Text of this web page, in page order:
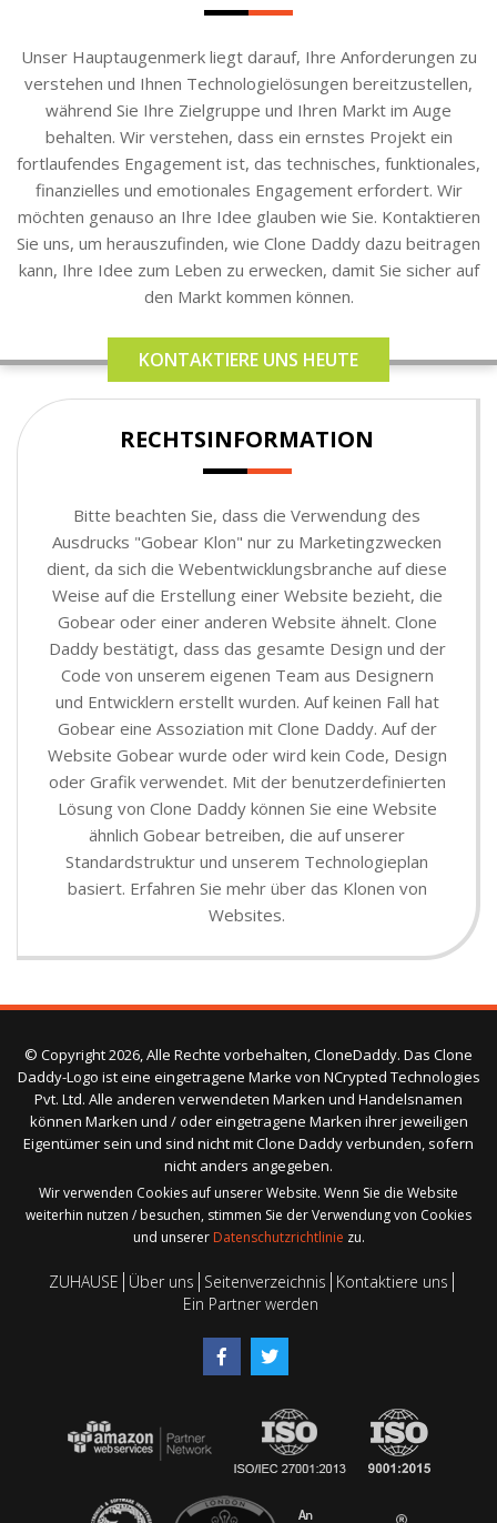
Unser Hauptaugenmerk liegt darauf, Ihre Anforderungen zu
verstehen und Ihnen Technologielösungen bereitzustellen,
während Sie Ihre Zielgruppe und Ihren Markt im Auge
behalten. Wir verstehen, dass ein ernstes Projekt ein
fortlaufendes Engagement ist, das technisches, funktionales,
finanzielles und emotionales Engagement erfordert. Wir
möchten genauso an Ihre Idee glauben wie Sie. Kontaktieren
Sie uns, um herauszufinden, wie Clone Daddy dazu beitragen
kann, Ihre Idee zum Leben zu erwecken, damit Sie sicher auf
den Markt kommen können.
KONTAKTIERE UNS HEUTE
RECHTSINFORMATION
Bitte beachten Sie, dass die Verwendung des
Ausdrucks "Gobear Klon" nur zu Marketingzwecken
dient, da sich die Webentwicklungsbranche auf diese
Weise auf die Erstellung einer Website bezieht, die
Gobear oder einer anderen Website ähnelt. Clone
Daddy bestätigt, dass das gesamte Design und der
Code von unserem eigenen Team aus Designern
und Entwicklern erstellt wurden. Auf keinen Fall hat
Gobear eine Assoziation mit Clone Daddy. Auf der
Website Gobear wurde oder wird kein Code, Design
oder Grafik verwendet. Mit der benutzerdefinierten
Lösung von Clone Daddy können Sie eine Website
ähnlich Gobear betreiben, die auf unserer
Standardstruktur und unserem Technologieplan
basiert. Erfahren Sie mehr über das Klonen von
Websites.
© Copyright 2026, Alle Rechte vorbehalten, CloneDaddy. Das Clone
Daddy-Logo ist eine eingetragene Marke von NCrypted Technologies
Pvt. Ltd. Alle anderen verwendeten Marken und Handelsnamen
können Marken und / oder eingetragene Marken ihrer jeweiligen
Eigentümer sein und sind nicht mit Clone Daddy verbunden, sofern
nicht anders angegeben.
Wir verwenden Cookies auf unserer Website. Wenn Sie die Website
weiterhin nutzen / besuchen, stimmen Sie der Verwendung von Cookies
und unserer Datenschutzrichtlinie zu.
ZUHAUSE Über uns Seitenverzeichnis Kontaktiere uns
Ein Partner werden